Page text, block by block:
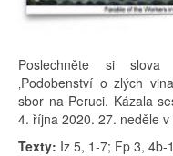
Poslechněte si
‚Podobenství o zlých
sbor na Peruci. Kázala
4. října 2020. 27. neděle
Texty: Iz 5, 1-7; Fp 3, 4b-